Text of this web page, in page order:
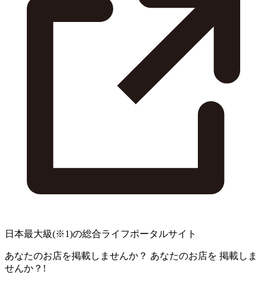
日本最大級(※1)の総合ライフポータルサイト
あなたのお店を掲載しませんか？ あなたのお店を 掲載しま
せんか？!